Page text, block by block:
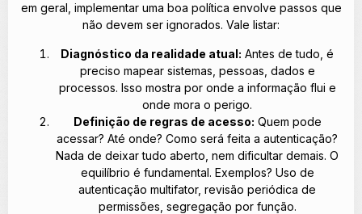
em geral, implementar uma boa política envolve passos que
não devem ser ignorados. Vale listar:
Diagnóstico da realidade atual: Antes de tudo, é
preciso mapear sistemas, pessoas, dados e
processos. Isso mostra por onde a informação flui e
onde mora o perigo.
Definição de regras de acesso: Quem pode
acessar? Até onde? Como será feita a autenticação?
Nada de deixar tudo aberto, nem dificultar demais. O
equilíbrio é fundamental. Exemplos? Uso de
autenticação multifator, revisão periódica de
permissões, segregação por função.